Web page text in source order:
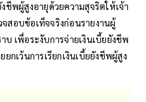
ชีพผู้สูงอายุด้วยความสุจริตให้เจ้า
สอบข้อเท็จจริงก่อนรายงานผู้
บ เพื่อระงับการจ่ายเงินเบี้ยยังชีพ
ยกเว้นการเรียกเงินเบี้ยยังชีพผู้สูง